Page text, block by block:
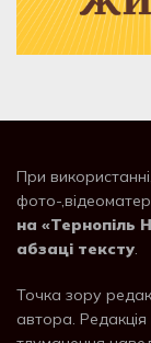
При
фото-
на «Тернопіль
абзаці тексту.
Точка зору
автора. Редакція